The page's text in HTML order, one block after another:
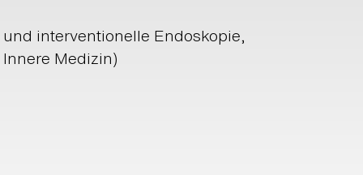
interventionelle Endoskopie,
Medizin)